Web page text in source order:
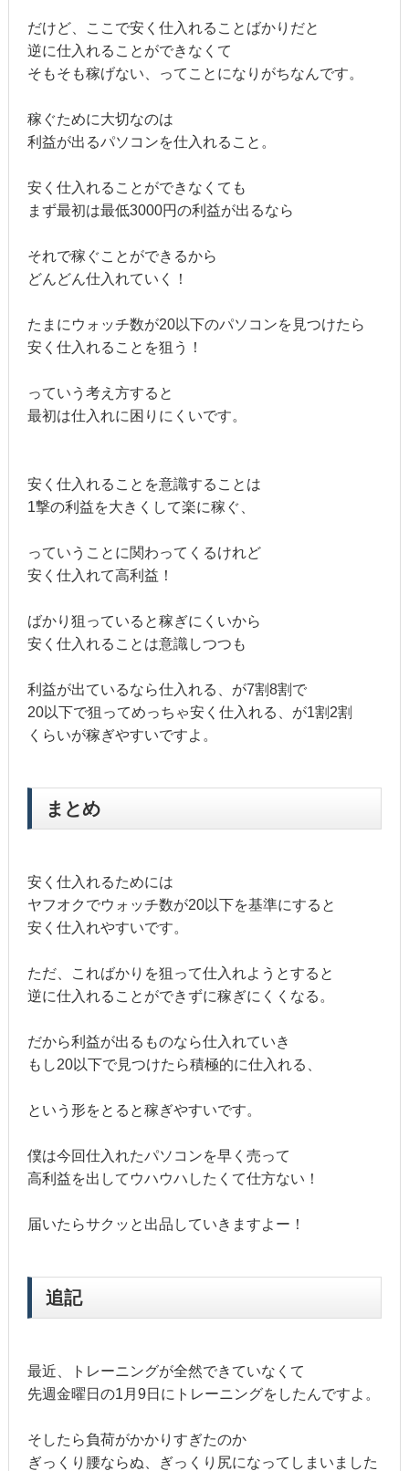
だけど、ここで安く仕入れることばかりだと
逆に仕入れることができなくて
そもそも稼げない、ってことになりがちなんです。
稼ぐために大切なのは
利益が出るパソコンを仕入れること。
安く仕入れることができなくても
まず最初は最低3000円の利益が出るなら
それで稼ぐことができるから
どんどん仕入れていく！
たまにウォッチ数が20以下のパソコンを見つけたら
安く仕入れることを狙う！
っていう考え方すると
最初は仕入れに困りにくいです。
安く仕入れることを意識することは
1撃の利益を大きくして楽に稼ぐ、
っていうことに関わってくるけれど
安く仕入れて高利益！
ばかり狙っていると稼ぎにくいから
安く仕入れることは意識しつつも
利益が出ているなら仕入れる、が7割8割で
20以下で狙ってめっちゃ安く仕入れる、が1割2割
くらいが稼ぎやすいですよ。
まとめ
安く仕入れるためには
ヤフオクでウォッチ数が20以下を基準にすると
安く仕入れやすいです。
ただ、こればかりを狙って仕入れようとすると
逆に仕入れることができずに稼ぎにくくなる。
だから利益が出るものなら仕入れていき
もし20以下で見つけたら積極的に仕入れる、
という形をとると稼ぎやすいです。
僕は今回仕入れたパソコンを早く売って
高利益を出してウハウハしたくて仕方ない！
届いたらサクッと出品していきますよー！
追記
最近、トレーニングが全然できていなくて
先週金曜日の1月9日にトレーニングをしたんですよ。
そしたら負荷がかかりすぎたのか
ぎっくり腰ならぬ、ぎっくり尻になってしまいました